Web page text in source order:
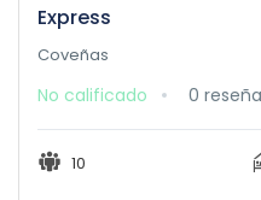
Express
Coveñas
No calificado 0 reseña
10